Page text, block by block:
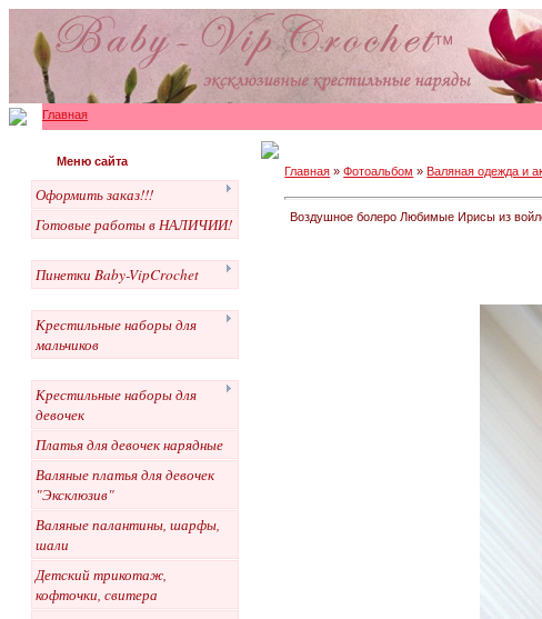
Главная
Меню сайта
Оформить заказ!!!
Готовые работы в НАЛИЧИИ!
Пинетки Baby-VipCrochet
Крестильные наборы для
мальчиков
Крестильные наборы для
девочек
Платья для девочек нарядные
Валяные платья для девочек
"Эксклюзив"
Валяные палантины, шарфы,
шали
Детский трикотаж,
кофточки, свитера
Главная »Фотоальбом » Валяная одежда и
Воздушное болеро Любимые Ирисы из